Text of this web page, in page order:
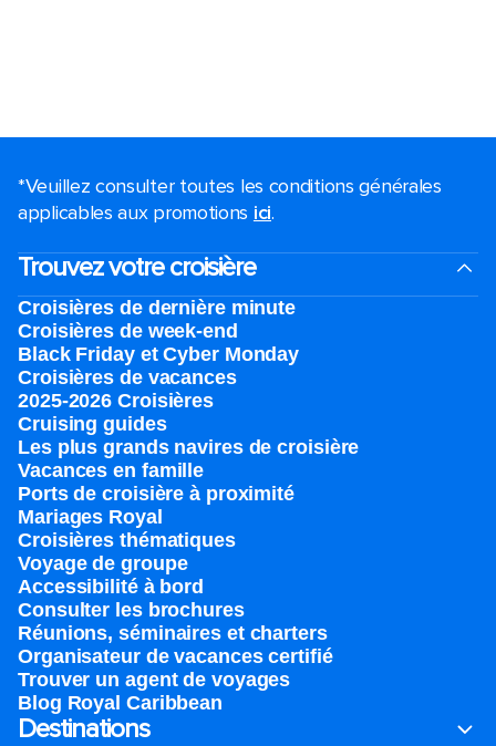
*Veuillez consulter toutes les conditions générales
applicables aux promotions ici.
Trouvez votre croisière
Croisières de dernière minute
Croisières de week-end
Black Friday et Cyber Monday
Croisières de vacances
2025-2026 Croisières
Cruising guides
Les plus grands navires de croisière
Vacances en famille
Ports de croisière à proximité
Mariages Royal
Croisières thématiques
Voyage de groupe​
Accessibilité à bord​
Consulter les brochures
Réunions, séminaires et charters
Organisateur de vacances certifié
Trouver un agent de voyages
Blog Royal Caribbean
Destinations